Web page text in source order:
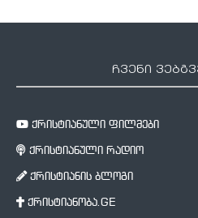
ჩვენი
ქრისტიანული ფილმები
ქრისტიანული რადიო
ქრისტიანის ბლოგი
ქრისტიანობა.GE